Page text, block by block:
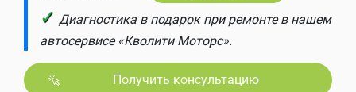
✓ Диагностика в подарок при ремонте в нашем
автосервисе «Кволити Моторс».
Получить консультацию